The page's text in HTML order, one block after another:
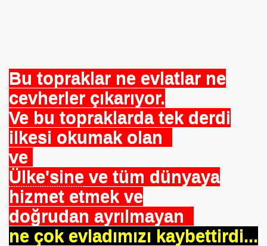
Bu topraklar ne evlatlar ne
cevherler çıkarıyor.
Ve bu topraklarda tek derdi
ilkesi okumak olan
ve
Ülke'sine ve tüm dünyaya
hizmet etmek ve
doğrudan ayrılmayan
ne çok evladımızı kaybettirdi...
Ne Yapar---
Birbirine Düşürme Oyunu
Vekilimize